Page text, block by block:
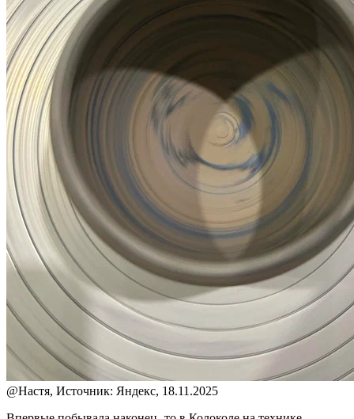
@Настя, Источник: Яндекс, 18.11.2025